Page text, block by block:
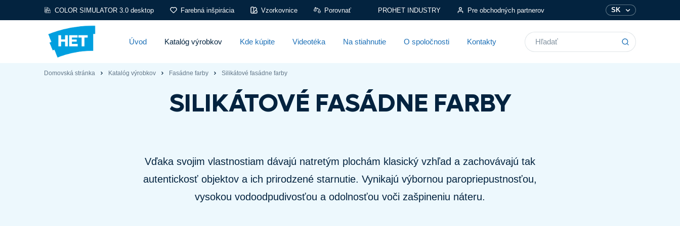
COLOR SIMULATOR 3.0 desktop Farebná inšpirácia Vzorkovnice Porovnať PROHET INDUSTRY Pre obchodných partnerov SK
Úvod Katalóg výrobkov Kde kúpite Videotéka Na stiahnutie O spoločnosti Kontakty Vyhľadávanie
Domovská stránka Katalóg výrobkov Fasádne farby Silikátové fasádne farby
SILIKÁTOVÉ FASÁDNE FARBY
Vďaka svojim vlastnostiam dávajú natretým plochám klasický vzhľad a zachovávajú tak
autentickosť objektov a ich prirodzené starnutie. Vynikajú výbornou paropriepustnosťou,
vysokou vodoodpudivosťou a odolnosťou voči zašpineniu náteru.